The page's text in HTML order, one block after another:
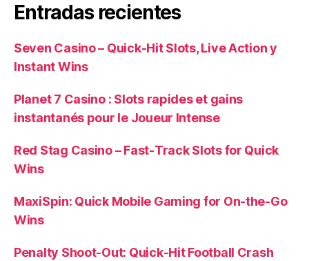
Entradas recientes
Seven Casino – Quick‑Hit Slots, Live Action y
Instant Wins
Planet 7 Casino : Slots rapides et gains
instantanés pour le Joueur Intense
Red Stag Casino – Fast‑Track Slots for Quick
Wins
MaxiSpin: Quick Mobile Gaming for On‑the‑Go
Wins
Penalty Shoot‑Out: Quick‑Hit Football Crash